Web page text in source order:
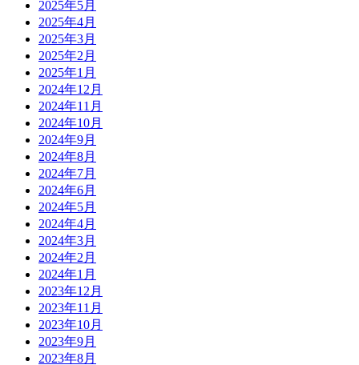
2025年5月
2025年4月
2025年3月
2025年2月
2025年1月
2024年12月
2024年11月
2024年10月
2024年9月
2024年8月
2024年7月
2024年6月
2024年5月
2024年4月
2024年3月
2024年2月
2024年1月
2023年12月
2023年11月
2023年10月
2023年9月
2023年8月